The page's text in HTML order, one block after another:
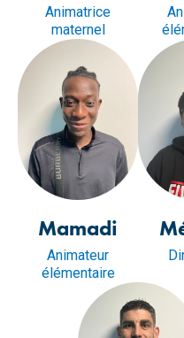
Animatrice
maternel
Mamadi
Animateur
élémentaire